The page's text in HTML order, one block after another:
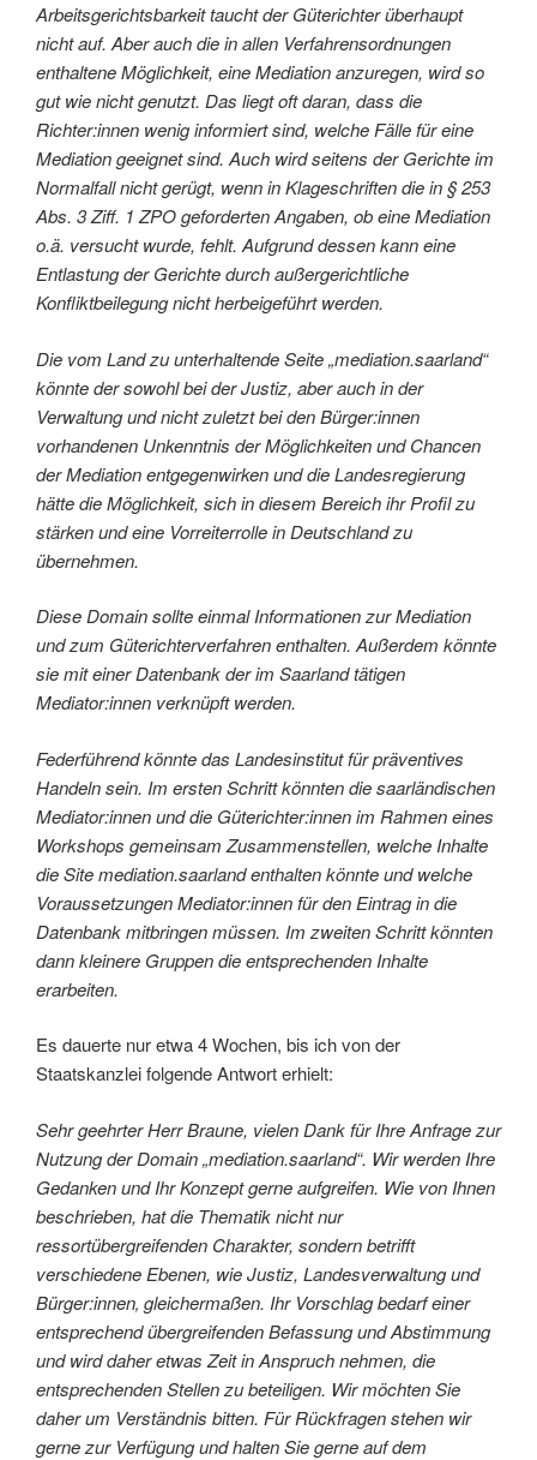
Arbeitsgerichtsbarkeit taucht der Güterichter überhaupt
nicht auf. Aber auch die in allen Verfahrensordnungen
enthaltene Möglichkeit, eine Mediation anzuregen, wird so
gut wie nicht genutzt. Das liegt oft daran, dass die
Richter:innen wenig informiert sind, welche Fälle für eine
Mediation geeignet sind. Auch wird seitens der Gerichte im
Normalfall nicht gerügt, wenn in Klageschriften die in § 253
Abs. 3 Ziff. 1 ZPO geforderten Angaben, ob eine Mediation
o.ä. versucht wurde, fehlt. Aufgrund dessen kann eine
Entlastung der Gerichte durch außergerichtliche
Konfliktbeilegung nicht herbeigeführt werden.
Die vom Land zu unterhaltende Seite „mediation.saarland“
könnte der sowohl bei der Justiz, aber auch in der
Verwaltung und nicht zuletzt bei den Bürger:innen
vorhandenen Unkenntnis der Möglichkeiten und Chancen
der Mediation entgegenwirken und die Landesregierung
hätte die Möglichkeit, sich in diesem Bereich ihr Profil zu
stärken und eine Vorreiterrolle in Deutschland zu
übernehmen.
Diese Domain sollte einmal Informationen zur Mediation
und zum Güterichterverfahren enthalten. Außerdem könnte
sie mit einer Datenbank der im Saarland tätigen
Mediator:innen verknüpft werden.
Federführend könnte das Landesinstitut für präventives
Handeln sein. Im ersten Schritt könnten die saarländischen
Mediator:innen und die Güterichter:innen im Rahmen eines
Workshops gemeinsam Zusammenstellen, welche Inhalte
die Site mediation.saarland enthalten könnte und welche
Voraussetzungen Mediator:innen für den Eintrag in die
Datenbank mitbringen müssen. Im zweiten Schritt könnten
dann kleinere Gruppen die entsprechenden Inhalte
erarbeiten.
Es dauerte nur etwa 4 Wochen, bis ich von der
Staatskanzlei folgende Antwort erhielt:
Sehr geehrter Herr Braune, vielen Dank für Ihre Anfrage zur
Nutzung der Domain „mediation.saarland“. Wir werden Ihre
Gedanken und Ihr Konzept gerne aufgreifen. Wie von Ihnen
beschrieben, hat die Thematiknicht nur
ressortübergreifenden Charakter, sondern betrifft
verschiedene Ebenen, wie Justiz, Landesverwaltung und
Bürger:innen‚ gleichermaßen. Ihr Vorschlag bedarf einer
entsprechend übergreifenden Befassung und Abstimmung
undwird daher etwas Zeit in Anspruch nehmen, die
entsprechenden Stellen zu beteiligen. Wirmöchten Sie
daher um Verständnis bitten. Für Rückfragen stehen wir
gerne zur Verfügung und halten Sie gerne auf dem